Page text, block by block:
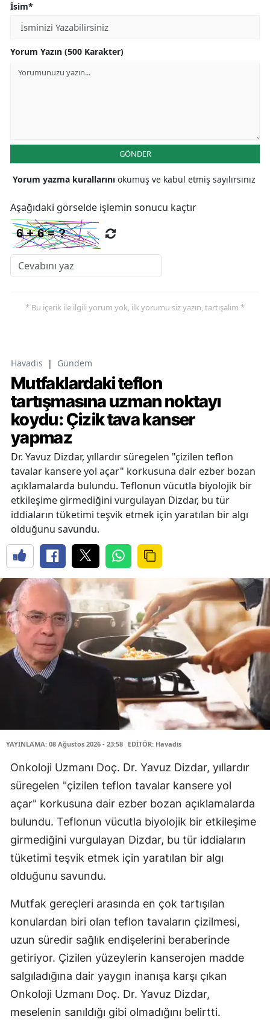
İsim*
Yorum Yazın (500 Karakter)
GÖNDER
Yorum yazma kurallarını okumuş ve kabul etmiş sayılırsınız
Aşağıdaki görselde işlemin sonucu kaçtır
* Bu içerik ile ilgili yorum yok, ilk yorumu siz yazın, tartışalım *
Havadis | Gündem
Mutfaklardaki teflon
tartışmasına uzman noktayı
koydu: Çizik tava kanser
yapmaz
Dr. Yavuz Dizdar, yıllardır süregelen "çizilen teflon
tavalar kansere yol açar" korkusuna dair ezber bozan
açıklamalarda bulundu. Teflonun vücutla biyolojik bir
etkileşime girmediğini vurgulayan Dizdar, bu tür
iddiaların tüketimi teşvik etmek için yaratılan bir algı
olduğunu savundu.
YAYINLAMA: 08 Ağustos 2026 - 23:58 EDİTÖR: Havadis
Onkoloji Uzmanı Doç. Dr. Yavuz Dizdar, yıllardır
süregelen "çizilen teflon tavalar kansere yol
açar" korkusuna dair ezber bozan açıklamalarda
bulundu. Teflonun vücutla biyolojik bir etkileşime
girmediğini vurgulayan Dizdar, bu tür iddiaların
tüketimi teşvik etmek için yaratılan bir algı
olduğunu savundu.
Mutfak gereçleri arasında en çok tartışılan
konulardan biri olan teflon tavaların çizilmesi,
uzun süredir sağlık endişelerini beraberinde
getiriyor. Çizilen yüzeylerin kanserojen madde
salgıladığına dair yaygın inanışa karşı çıkan
Onkoloji Uzmanı Doç. Dr. Yavuz Dizdar,
meselenin sanıldığı gibi olmadığını belirtti.